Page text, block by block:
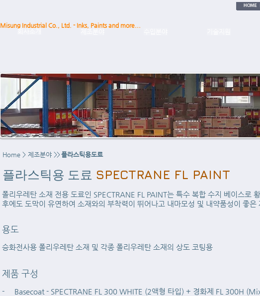
Misung Industrial Co., Ltd. - Inks, Paints and more...
Home > 제조분야 >> 플라스틱용도료
플라스틱용 도료 SPECTRANE FL PAINT
폴리우레탄 소재 전용 도료인 SPECTRANE FL PAINT는 특수 복합 수지 베이스로
후에도 도막이 유연하여 소재와의 부착력이 뛰어나고 내마모성 및 내약품성이 좋은
용도
승화전사용 폴리우레탄 소재 및 각종 폴리우레탄 소재의 상도 코팅용
제품 구성
- Basecoat - SPECTRANE FL 300 WHITE (2액형 타입) + 경화제 FL 300H